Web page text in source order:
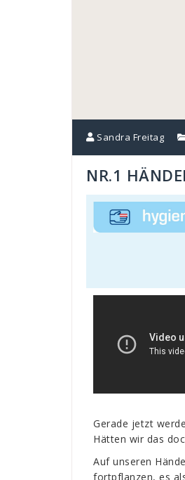
Sandra Freitag
NR.1
Gerade jetzt
Hätten wir das
Auf unseren
fortpflanzen, es